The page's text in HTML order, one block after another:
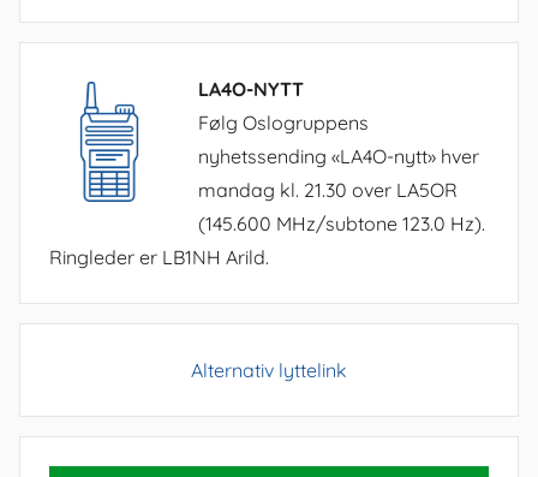
LA4O-NYTT
Følg Oslogruppens
nyhetssending «LA4O-nytt» hver
mandag kl. 21.30 over LA5OR
(145.600 MHz/subtone 123.0 Hz).
Ringleder er LB1NH Arild.
Alternativ lyttelink